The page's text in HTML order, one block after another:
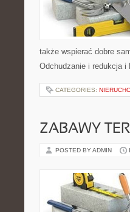
także wspierać dobre
Odchudzanie i redukcja
CATEGORIES:
ZABAWY
POSTED BY ADMIN